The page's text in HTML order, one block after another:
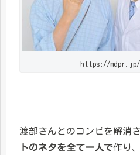
https://mdpr.jp/
渡部さんとのコンビを解消
トのネタを全て一人で作り、